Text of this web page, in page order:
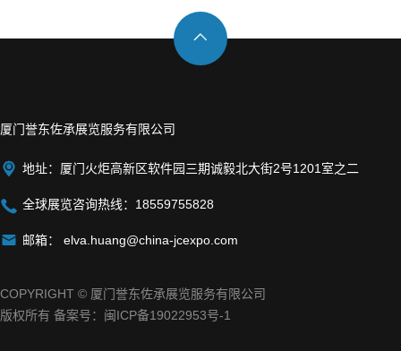
厦门誉东佐承展览服务有限公司
 地址：厦门火炬高新区软件园三期诚毅北大街2号1201室之二
 全球展览咨询热线：18559755828
 邮箱： elva.huang@china-jcexpo.com
COPYRIGHT © 厦门誉东佐承展览服务有限公司
版权所有 备案号： 闽ICP备19022953号-1
